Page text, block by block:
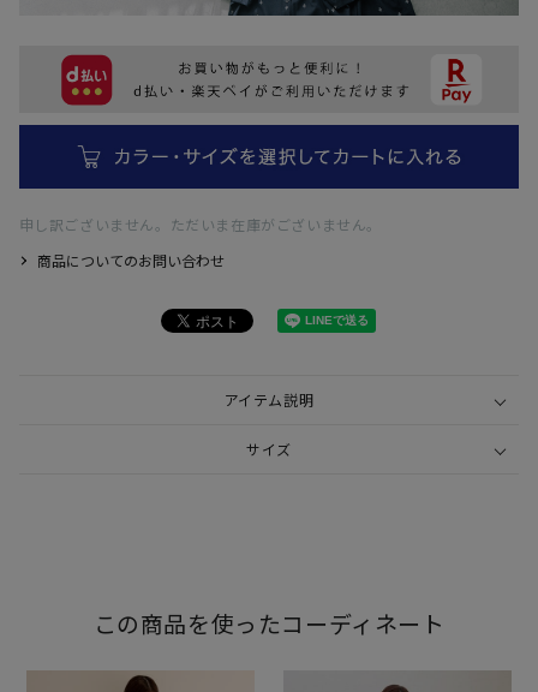
申し訳ございません。ただいま在庫がございません。
商品についてのお問い合わせ
アイテム説明
サイズ
この商品を使ったコーディネート